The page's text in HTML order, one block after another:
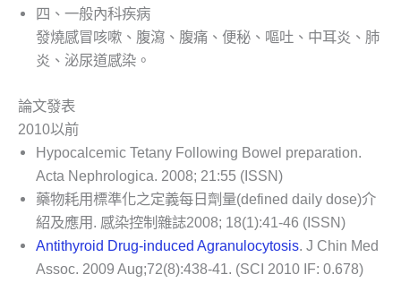
四、一般內科疾病
發燒感冒咳嗽、腹瀉、腹痛、便秘、嘔吐、中耳炎、肺
炎、泌尿道感染。
論文發表
2010以前
Hypocalcemic Tetany Following Bowel preparation.
Acta Nephrologica. 2008; 21:55 (ISSN)
藥物耗用標準化之定義每日劑量(defined daily dose)介
紹及應用. 感染控制雜誌2008; 18(1):41-46 (ISSN)
Antithyroid Drug-induced Agranulocytosis. J Chin Med
Assoc. 2009 Aug;72(8):438-41. (SCI 2010 IF: 0.678)